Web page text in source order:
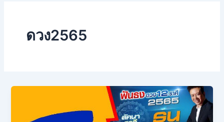
ดวง2565